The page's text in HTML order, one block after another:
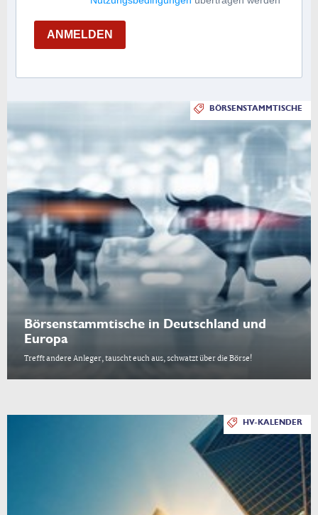
ANMELDEN
BÖRSENSTAMMTISCHE
Börsenstammtische in Deutschland und
Europa
Trefft andere Anleger, tauscht euch aus, schwatzt über die Börse!
HV-KALENDER